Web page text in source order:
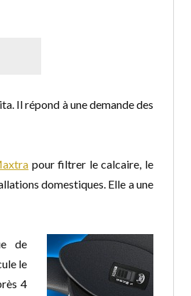
Il répond à une demande des
pour filtrer le calcaire, le
domestiques. Elle a une
de
le
4